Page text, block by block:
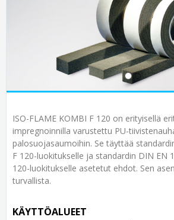
ISO-FLAME KOMBI F 120 on erityisellä
impregnoinnilla varustettu PU-
palosuojasaumoihin. Se täyttää
F 120-luokitukselle ja standardin DIN EN
120-luokitukselle asetetut ehdot. Sen
turvallista.
KÄYTTÖALUEET